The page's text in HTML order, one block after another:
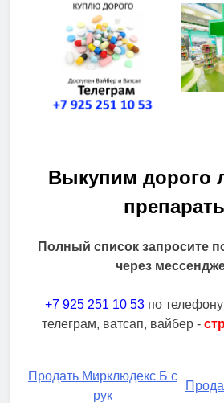
Выкупим дорого
Полный список запросите
через
+7 925 251 10 53по
телеграм, ватсап, вайбер -
Продать Мирклюдекс Б с
рук